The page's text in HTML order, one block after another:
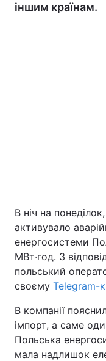
іншим країнам.
В ніч на
активувало
енергосистеми
МВт·год. З
польський
своєму Telegram-
В компанії
імпорт, а саме
Польська
мала надлишок